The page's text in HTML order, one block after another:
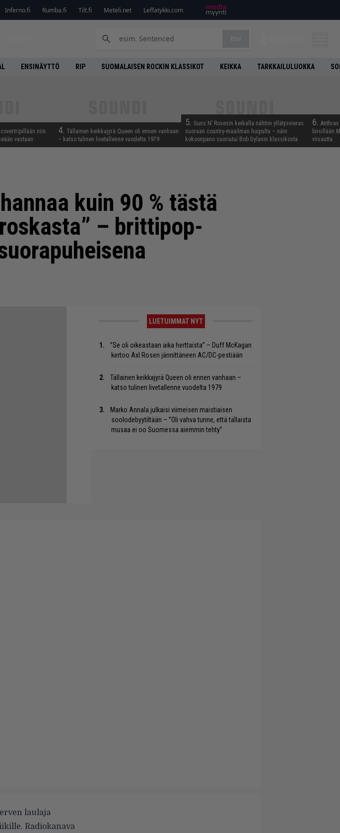
Inferno.fi Rumba.fi Tilt.fi Meteli.net Leffatykki.com
ENSINÄYTTÖ RIP SUOMALAISEN ROCKIN KLASSIKOT KEIKKA TARKKAILULUOKKA
niin
vastaan
4. Tällainen keikkajyrä Queen oli ennen vanhaan
– katso tulinen livetallenne vuodelta 1979
5. Guns N’ Rosesin keikalla nähtiin yllätysvieras
suoraan country-maailman huipulta – näin
kokoonpano suoriutui Bob Dylanin klassikosta
6.
biisillään
viisautta
kuin 90 % tästä
– brittipop-
LUETUIMMAT NYT
”Se oli oikeastaan aika herttaista” – Duff McKagan
kertoo Axl Rosen jännittäneen AC/DC-pestiään
Tällainen keikkajyrä Queen oli ennen vanhaan –
katso tulinen livetallenne vuodelta 1979
Marko Annala julkaisi viimeisen maistiaisen
soolodebyytiltään – ”Oli vahva tunne, että tällaista
musaa ei oo Suomessa aiemmin tehty”
laulaja
Radiokanava